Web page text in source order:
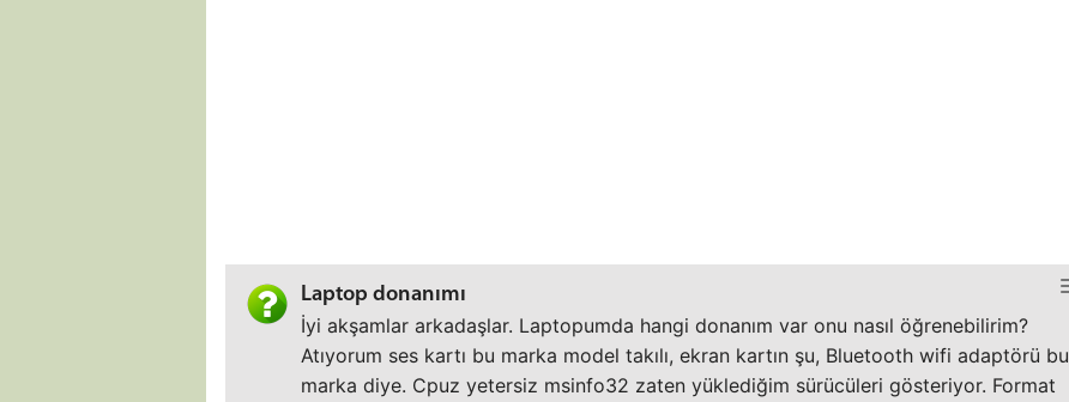
Laptop donanımı
İyi akşamlar arkadaşlar. Laptopumda hangi donanım var onu nasıl öğrenebilirim?
Atıyorum ses kartı bu marka model takılı, ekran kartın şu, Bluetooth wifi adaptörü bu
marka diye. Cpuz yetersiz msinfo32 zaten yüklediğim sürücüleri gösteriyor. Format